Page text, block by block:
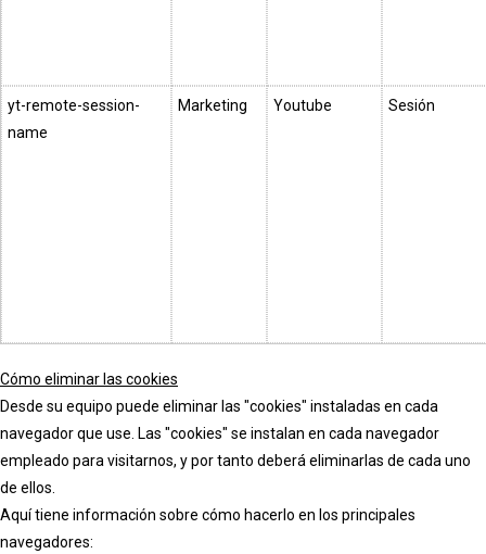
yt-remote-session-
name
Marketing Youtube Sesión
Cómo eliminar las cookies
Desde su equipo puede eliminar las "cookies" instaladas en cada
navegador que use. Las "cookies" se instalan en cada navegador
empleado para visitarnos, y por tanto deberá eliminarlas de cada uno
de ellos.
Aquí tiene información sobre cómo hacerlo en los principales
navegadores: